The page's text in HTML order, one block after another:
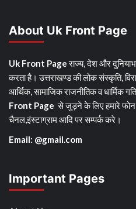
About Uk Front Page
Uk Front Pageराज्य, देश और
करता है। उत्तराखण्ड की लोक संस्कृति,
आर्थिक, सामाजिक राजनीतिक व धार्मिक
Front Page से जुड़ने के लिए हमारे
चैनल,इंस्टाग्राम आदि पर सम्पर्क करे।
Email: @gmail.com
Important Pages